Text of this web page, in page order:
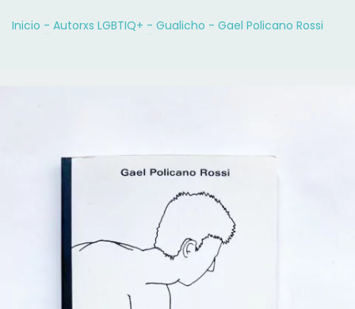
Inicio - Autorxs LGBTIQ+ - Gualicho - Gael Policano Rossi